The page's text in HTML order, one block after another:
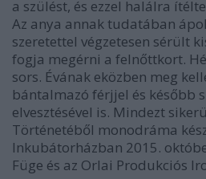
a szülést, és ezzel halálra
Az anya annak tudatában
szeretettel végzetesen sérült
fogja megérni a felnőttkort.
sors. Évának eközben meg
bántalmazó férjjel és később
elvesztésével is. Mindezt
Történetéből monodráma
Inkubátorházban 2015.
Füge és az Orlai Produkciós